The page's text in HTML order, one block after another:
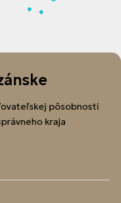
pôsobnosti
kraja